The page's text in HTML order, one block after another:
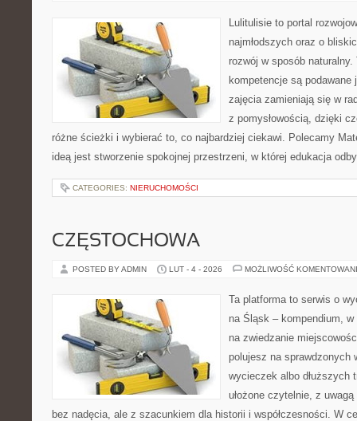
Lulitulisie to portal
najmłodszych oraz o
rozwój w sposób
kompetencje są
zajęcia zamieniają się w
z pomysłowością, dzięki
różne ścieżki i wybierać to, co najbardziej ciekawi. Polecamy
ideą jest stworzenie spokojnej przestrzeni, w której edukacja
CATEGORIES: NIERUCHOMOŚCI
CZĘSTOCHOWA
POSTED BY ADMIN LUT - 4 - 2026 MOŻLIWOŚĆ
Ta platforma to serwis o
na Śląsk – kompendium,
na zwiedzanie
polujesz na sprawdzonych
wycieczek albo dłuższych
ułożone czytelnie, z
bez nadęcia, ale z szacunkiem dla historii i współczesności. W